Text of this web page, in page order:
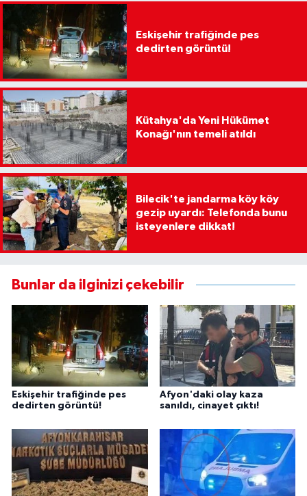
Eskişehir trafiğinde pes
dedirten görüntü!
Kütahya'da Yeni Hükümet
Konağı'nın temeli atıldı
Bilecik'te jandarma köy köy
gezip uyardı: Telefonda bunu
isteyenlere dikkat!
Bunlar da ilginizi çekebilir
Eskişehir trafiğinde pes
dedirten görüntü!
Afyon'daki olay kaza
sanıldı, cinayet çıktı!